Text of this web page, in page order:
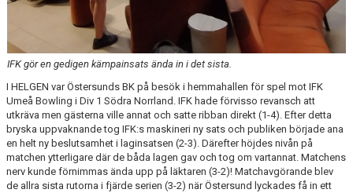
IFK gör en gedigen kämpainsats ända in i det sista.
I HELGEN var Östersunds BK på besök i hemmahallen för spel mot IFK
Umeå Bowling i Div 1 Södra Norrland. IFK hade förvisso revansch att
utkräva men gästerna ville annat och satte ribban direkt (1-4). Efter detta
bryska uppvaknande tog IFK:s maskineri ny sats och publiken började ana
en helt ny beslutsamhet i laginsatsen (2-3). Därefter höjdes nivån på
matchen ytterligare där de båda lagen gav och tog om vartannat. Matchens
nerv kunde förnimmas ända upp på läktaren (3-2)! Matchavgörande blev
de allra sista rutorna i fjärde serien (3-2) när Östersund lyckades få in ett